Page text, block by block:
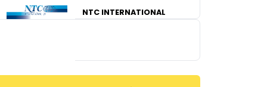
NTC INTERNATIONAL